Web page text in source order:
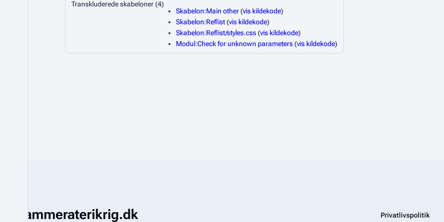
Transkluderede skabeloner (4)
Skabelon:Main other(vis kildekode)
Skabelon:Reflist(vis kildekode)
Skabelon:Reflist/styles.css(vis kildekode)
Modul:Check for unknown parameters(vis kildekode)
Kammeraterikrig.dk Privatlivspolitik